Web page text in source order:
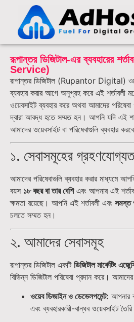
রূপান্তর ডিজিটাল-এর ব্যবহারের
Service)
রূপান্তর ডিজিটাল (Rupantor Digital)
ব্যবহার করার আগে অনুগ্রহ করে এই শর্তাবলী
ওয়েবসাইট ব্যবহার করে অথবা আমাদের
দ্বারা আবদ্ধ হতে সম্মত হন। আপনি যদি এই
আমাদের ওয়েবসাইট বা পরিষেবাগুলি ব্যবহার
১. সেবাসমূহের
আমাদের পরিষেবাগুলি ব্যবহার করার মাধ্যমে
বয়স ১৮ বছর বা তার বেশিএবং আপনার এই
ক্ষমতা রয়েছে। আপনি এই শর্তাবলী এবং সমস্ত
চলতে সম্মত হন।
২. আমাদের সেবাসমূহ
রূপান্তর ডিজিটাল একটি ডিজিটাল মার্কেটিং
বিভিন্ন ডিজিটাল পরিষেবা প্রদান করে।
ওয়েব ডিজাইন ও ডেভেলপমেন্ট: আপনার
এবং ব্যবহারকারী-বান্ধব ওয়েবসাইট